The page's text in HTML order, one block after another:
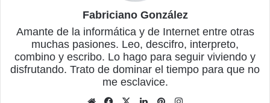
Fabriciano González
Amante de la informática y de Internet entre otras
muchas pasiones. Leo, descifro, interpreto,
combino y escribo. Lo hago para seguir viviendo y
disfrutando. Trato de dominar el tiempo para que no
me esclavice.
Sitio
Facebook
X LinkedInPinterest